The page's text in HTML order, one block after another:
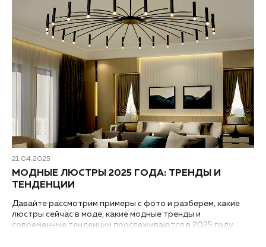
21.04.2025
МОДНЫЕ ЛЮСТРЫ 2025 ГОДА: ТРЕНДЫ И
ТЕНДЕНЦИИ
Давайте рассмотрим примеры с фото и разберем, какие
люстры сейчас в моде, какие модные тренды и
современные тенденции прослеживаются в 2025 году...